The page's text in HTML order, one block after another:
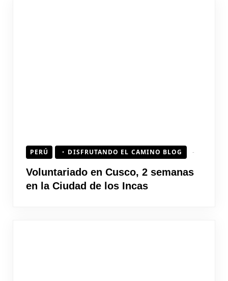
PERÚ DISFRUTANDO EL CAMINO BLOG
Voluntariado en Cusco, 2 semanas
en la Ciudad de los Incas